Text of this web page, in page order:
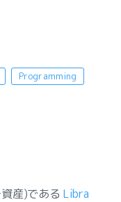
Programming
産)である Libra